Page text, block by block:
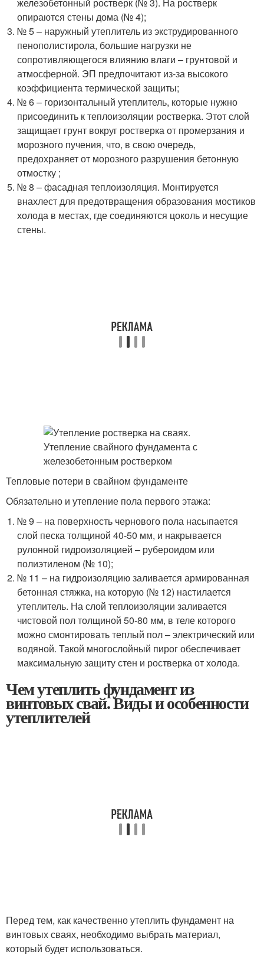
опираются стены дома (№ 4);
№ 5 – наружный утеплитель из экструдированного
пенополистирола, большие нагрузки не
сопротивляющегося влиянию влаги – грунтовой и
атмосферной. ЭП предпочитают из-за высокого
коэффициента термической защиты;
№ 6 – горизонтальный утеплитель, которые нужно
присоединить к теплоизоляции ростверка. Этот слой
защищает грунт вокруг ростверка от промерзания и
морозного пучения, что, в свою очередь,
предохраняет от морозного разрушения бетонную
отмостку ;
№ 8 – фасадная теплоизоляция. Монтируется
внахлест для предотвращения образования мостиков
холода в местах, где соединяются цоколь и несущие
стены.
Тепловые потери в свайном фундаменте
Обязательно и утепление пола первого этажа:
№ 9 – на поверхность чернового пола насыпается
слой песка толщиной 40-50 мм, и накрывается
рулонной гидроизоляцией – рубероидом или
полиэтиленом (№ 10);
№ 11 – на гидроизоляцию заливается армированная
бетонная стяжка, на которую (№ 12) настилается
утеплитель. На слой теплоизоляции заливается
чистовой пол толщиной 50-80 мм, в теле которого
можно смонтировать теплый пол – электрический или
водяной. Такой многослойный пирог обеспечивает
максимальную защиту стен и ростверка от холода.
Чем утеплить фундамент из
винтовых свай. Виды и особенности
утеплителей
Перед тем, как качественно утеплить фундамент на
винтовых сваях, необходимо выбрать материал,
который будет использоваться.